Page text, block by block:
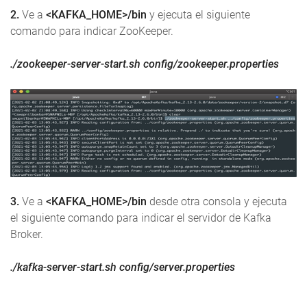
2. Ve a <KAFKA_HOME>/bin y ejecuta el siguiente
comando para indicar ZooKeeper.
./zookeeper-server-start.sh config/zookeeper.properties
3. Ve a <KAFKA_HOME>/bin desde otra consola y ejecuta
el siguiente comando para indicar el servidor de Kafka
Broker.
./kafka-server-start.sh config/server.properties